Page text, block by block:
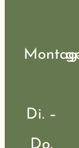
Montag
Di. –
Do.